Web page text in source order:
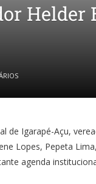
Helder
de Igarapé-Açu,
Lopes, Pepeta
agenda